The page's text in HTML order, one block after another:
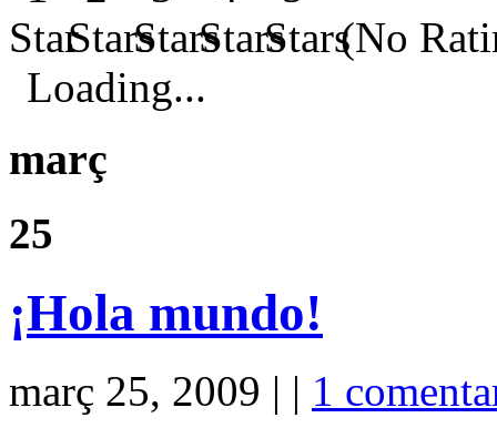
(No
Loading...
març
25
¡Hola mundo!
març 25, 2009 | | 1